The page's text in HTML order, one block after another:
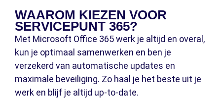
WAAROM KIEZEN VOOR
SERVICEPUNT 365?
Met Microsoft Office 365 werk je altijd en overal,
kun je optimaal samenwerken en ben je
verzekerd van automatische updates en
maximale beveiliging. Zo haal je het beste uit je
werk en blijf je altijd up-to-date.